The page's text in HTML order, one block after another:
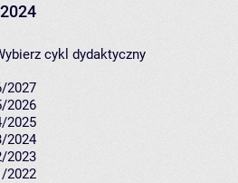
cykl dydaktyczny
2027
2026
2025
2024
2023
2022